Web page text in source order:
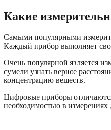
Какие
Самыми популярными
Каждый прибор выполняет
Очень популярной является
сумели узнать верное
концентрацию веществ.
Цифровые приборы
необходимостью в измерениях